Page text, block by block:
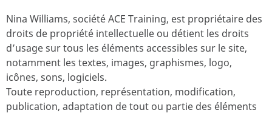
Nina Williams, société ACE Training, est propriétaire des
droits de propriété intellectuelle ou détient les droits
d’usage sur tous les éléments accessibles sur le site,
notamment les textes, images, graphismes, logo,
icônes, sons, logiciels.
Toute reproduction, représentation, modification,
publication, adaptation de tout ou partie des éléments